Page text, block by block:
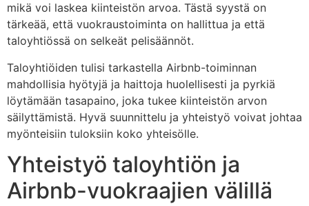
mikä voi laskea kiinteistön arvoa. Tästä syystä on
tärkeää, että vuokraustoiminta on hallittua ja että
taloyhtiössä on selkeät pelisäännöt.
Taloyhtiöiden tulisi tarkastella Airbnb-toiminnan
mahdollisia hyötyjä ja haittoja huolellisesti ja pyrkiä
löytämään tasapaino, joka tukee kiinteistön arvon
säilyttämistä. Hyvä suunnittelu ja yhteistyö voivat johtaa
myönteisiin tuloksiin koko yhteisölle.
Yhteistyö taloyhtiön ja
Airbnb-vuokraajien välillä